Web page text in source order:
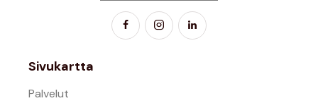
Sivukartta
Palvelut